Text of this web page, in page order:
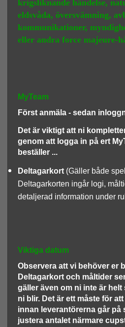
krigsliknande händelse,
eldsvåda, översvämning,
kommunikationer,
eller andra force majeure-
MyTeam
Först anmäla - sedan
Det är viktigt att ni
genom att logga in på ert
beställer ...
Deltagarkort (Gäller både
Deltagarkorten ingår logi,
detaljerad information under
Viktiga datum
Observera att vi behöver er
Deltagarkort och måltider
gäller även om ni inte är
ni blir. Det är ett måste för
innan leverantörerna går på
justera antalet närmare